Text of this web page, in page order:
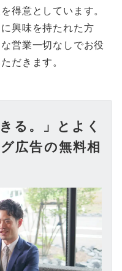
得意としています。
興味を持たれた方
営業一切なしでお役
だきます。
る。」とよく
広告の無料相